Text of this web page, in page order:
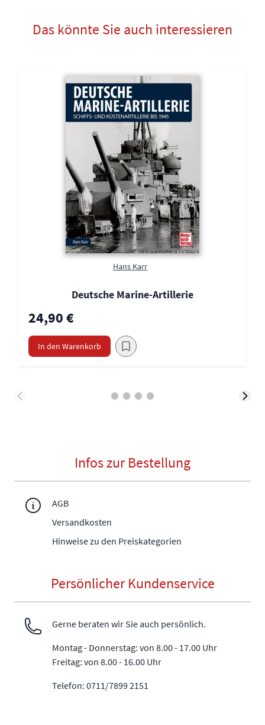
Das könnte Sie auch interessieren
Hans Karr
Deutsche Marine-Artillerie
24,90 €
In den Warenkorb
Infos zur Bestellung
AGB
Versandkosten
Hinweise zu den Preiskategorien
Persönlicher Kundenservice
Gerne beraten wir Sie auch persönlich.
Montag - Donnerstag: von 8.00 - 17.00 Uhr
Freitag: von 8.00 - 16.00 Uhr
Telefon: 0711/7899 2151